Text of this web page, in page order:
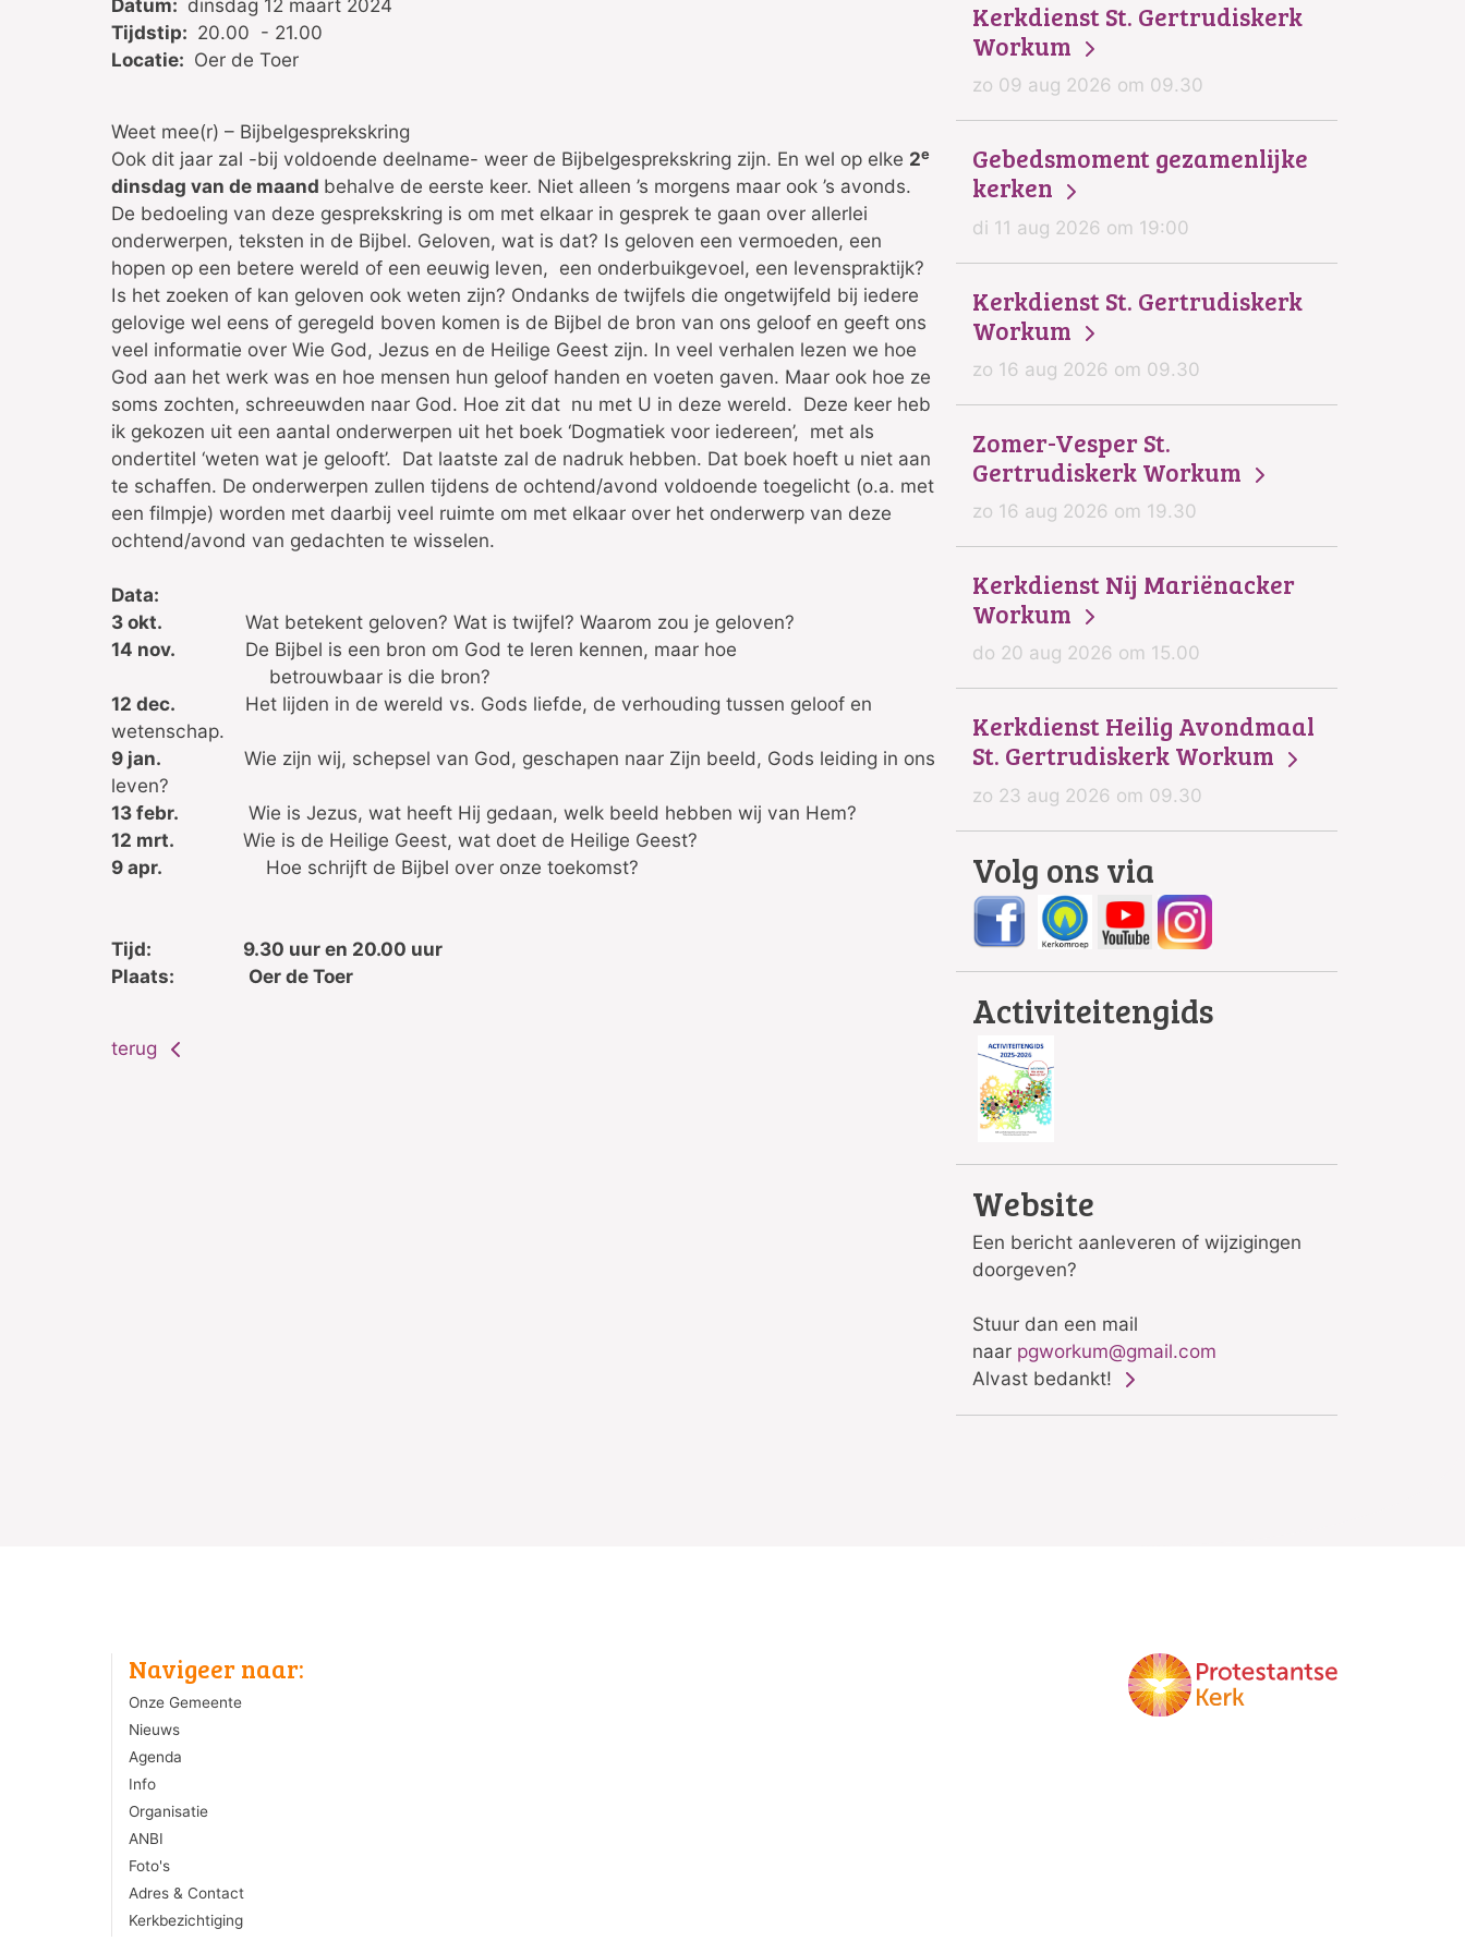
Datum: dinsdag 12 maart 2024
Tijdstip: 20.00 - 21.00
Locatie: Oer de Toer
Weet mee(r) – Bijbelgesprekskring
Ook dit jaar zal -bij voldoende deelname- weer de Bijbelgesprekskring zijn. En wel op elke 2e
dinsdag van de maand behalve de eerste keer. Niet alleen ’s morgens maar ook ’s avonds.
De bedoeling van deze gesprekskring is om met elkaar in gesprek te gaan over allerlei
onderwerpen, teksten in de Bijbel. Geloven, wat is dat? Is geloven een vermoeden, een
hopen op een betere wereld of een eeuwig leven, een onderbuikgevoel, een levenspraktijk?
Is het zoeken of kan geloven ook weten zijn? Ondanks de twijfels die ongetwijfeld bij iedere
gelovige wel eens of geregeld boven komen is de Bijbel de bron van ons geloof en geeft ons
veel informatie over Wie God, Jezus en de Heilige Geest zijn. In veel verhalen lezen we hoe
God aan het werk was en hoe mensen hun geloof handen en voeten gaven. Maar ook hoe ze
soms zochten, schreeuwden naar God. Hoe zit dat nu met U in deze wereld. Deze keer heb
ik gekozen uit een aantal onderwerpen uit het boek ‘Dogmatiek voor iedereen’, met als
ondertitel ‘weten wat je gelooft’. Dat laatste zal de nadruk hebben. Dat boek hoeft u niet aan
te schaffen. De onderwerpen zullen tijdens de ochtend/avond voldoende toegelicht (o.a. met
een filmpje) worden met daarbij veel ruimte om met elkaar over het onderwerp van deze
ochtend/avond van gedachten te wisselen.
Data:
3 okt. Wat betekent geloven? Wat is twijfel? Waarom zou je geloven?
14 nov. De Bijbel is een bron om God te leren kennen, maar hoe
betrouwbaar is die bron?
12 dec. Het lijden in de wereld vs. Gods liefde, de verhouding tussen geloof en
wetenschap.
9 jan. Wie zijn wij, schepsel van God, geschapen naar Zijn beeld, Gods leiding in ons
leven?
13 febr. Wie is Jezus, wat heeft Hij gedaan, welk beeld hebben wij van Hem?
12 mrt. Wie is de Heilige Geest, wat doet de Heilige Geest?
9 apr. Hoe schrijft de Bijbel over onze toekomst?
Tijd: 9.30 uur en 20.00 uur
Plaats: Oer de Toer
terug
Kerkdienst St. Gertrudiskerk
Workum
zo 09 aug 2026 om 09.30
Gebedsmoment gezamenlijke
kerken
di 11 aug 2026 om 19:00
Kerkdienst St. Gertrudiskerk
Workum
zo 16 aug 2026 om 09.30
Zomer-Vesper St.
Gertrudiskerk Workum
zo 16 aug 2026 om 19.30
Kerkdienst Nij Mariënacker
Workum
do 20 aug 2026 om 15.00
Kerkdienst Heilig Avondmaal
St. Gertrudiskerk Workum
zo 23 aug 2026 om 09.30
Volg ons via
Activiteitengids
Website
Een bericht aanleveren of wijzigingen
doorgeven?
Stuur dan een mail
naar pgworkum@gmail.com
Alvast bedankt!
Navigeer naar:
Onze Gemeente
Nieuws
Agenda
Info
Organisatie
ANBI
Foto's
Adres & Contact
Kerkbezichtiging